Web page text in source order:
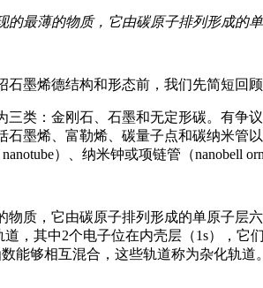
的最薄的物质，它由碳原子排列形成的
墨烯德结构和形态前，我们先简短回
类：金刚石、石墨和无定形碳。有争
墨烯、富勒烯、碳量子点和碳纳米管
nanotube）、纳米钟或项链管（
质，它由碳原子排列形成的单原子层
道，其中2个电子位在内壳层（1s），
能够相互混合，这些轨道称为杂化轨道